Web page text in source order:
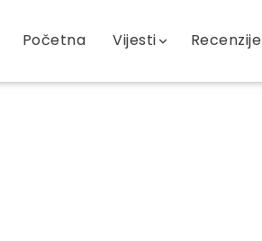
Početna Vijesti Recenzije